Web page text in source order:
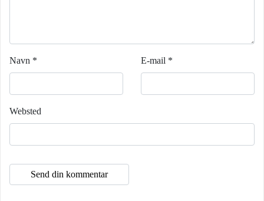
Navn * E-mail *
Websted